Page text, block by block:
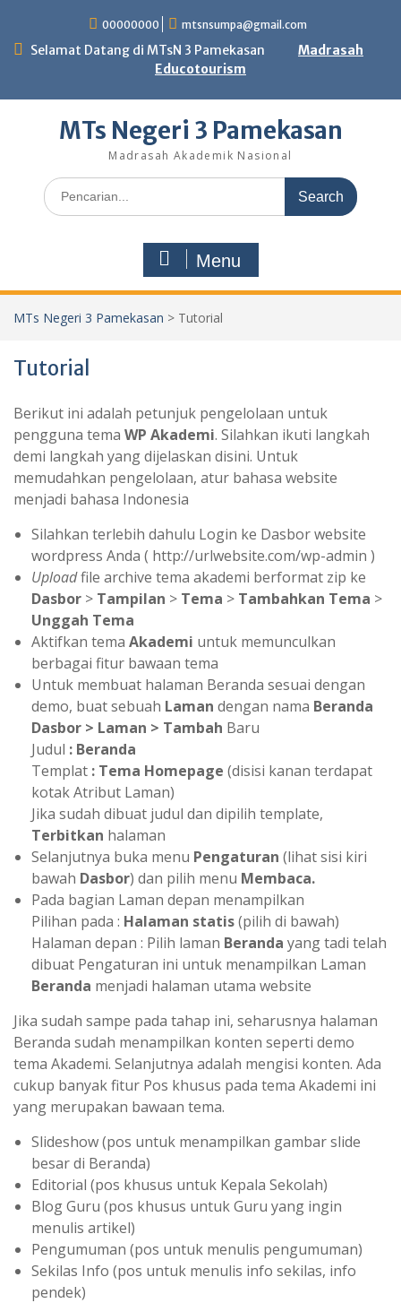
content
00000000 mtsnsumpa@gmail.com
Selamat Datang di MTsN 3 Pamekasan
Madrasah
Educotourism
MTs Negeri 3 Pamekasan
Madrasah Akademik Nasional
Search
for:
Menu
MTs Negeri 3 Pamekasan > Tutorial
Tutorial
Berikut ini adalah petunjuk pengelolaan untuk
pengguna tema WP Akademi. Silahkan ikuti langkah
demi langkah yang dijelaskan disini. Untuk
memudahkan pengelolaan, atur bahasa website
menjadi bahasa Indonesia
Silahkan terlebih dahulu Login ke Dasbor website
wordpress Anda ( http://urlwebsite.com/wp-admin )
Uploadfile archive tema akademi berformat zip ke
Dasbor > Tampilan > Tema > Tambahkan Tema >
Unggah Tema
Aktifkan tema Akademi untuk memunculkan
berbagai fitur bawaan tema
Untuk membuat halaman Beranda sesuai dengan
demo, buat sebuah Laman dengan nama Beranda
Dasbor > Laman > Tambah Baru
Judul : Beranda
Templat : Tema Homepage (disisi kanan terdapat
kotak Atribut Laman)
Jika sudah dibuat judul dan dipilih template,
Terbitkan halaman
Selanjutnya buka menu Pengaturan (lihat sisi kiri
bawah Dasbor) dan pilih menu Membaca.
Pada bagian Laman depan menampilkan
Pilihan pada : Halaman statis(pilih di bawah)
Halaman depan : Pilih laman Beranda yang tadi telah
dibuat Pengaturan ini untuk menampilkan Laman
Beranda menjadi halaman utama website
Jika sudah sampe pada tahap ini, seharusnya halaman
Beranda sudah menampilkan konten seperti demo
tema Akademi. Selanjutnya adalah mengisi konten. Ada
cukup banyak fitur Pos khusus pada tema Akademi ini
yang merupakan bawaan tema.
Slideshow (pos untuk menampilkan gambar slide
besar di Beranda)
Editorial (pos khusus untuk Kepala Sekolah)
Blog Guru (pos khusus untuk Guru yang ingin
menulis artikel)
Pengumuman (pos untuk menulis pengumuman)
Sekilas Info (pos untuk menulis info sekilas, info
pendek)